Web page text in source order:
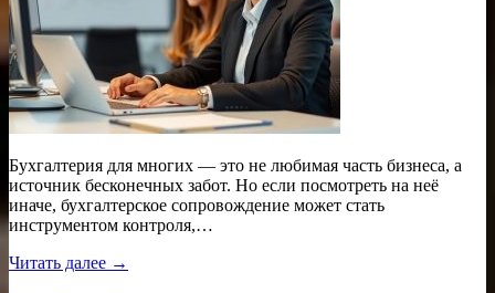
Бухгалтерия для многих — это не любимая часть бизнеса, а
источник бесконечных забот. Но если посмотреть на неё
иначе, бухгалтерское сопровождение может стать
инструментом контроля,…
Читать далее →